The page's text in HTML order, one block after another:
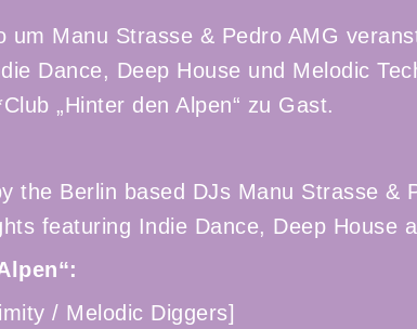
um Manu Strasse & Pedro AMG
Dance, Deep House und Melodic
„Hinter den Alpen“ zu Gast.
the Berlin based DJs Manu Strasse &
featuring Indie Dance, Deep House
/ Melodic Diggers]